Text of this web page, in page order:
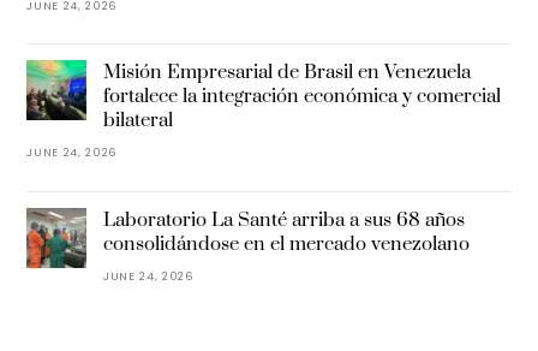
JUNE 24, 2026
Misión Empresarial de Brasil en Venezuela
fortalece la integración económica y comercial
bilateral
JUNE 24, 2026
Laboratorio La Santé arriba a sus 68 años
consolidándose en el mercado venezolano
JUNE 24, 2026